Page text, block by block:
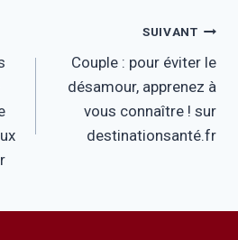
SUIVANT
Couple : pour éviter le
désamour, apprenez à
vous connaître ! sur
destinationsanté.fr